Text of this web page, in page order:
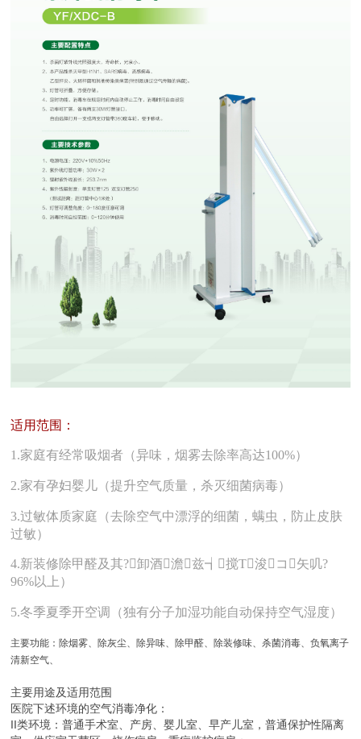
适用范围：
1.家庭有经常吸烟者（异味，烟雾去除率高达100%）
2.家有孕妇婴儿（提升空气质量，杀灭细菌病毒）
3.过敏体质家庭（去除空气中漂浮的细菌，螨虫，防止皮肤
过敏）
4.新装修除甲醛及其?卸酒澹兹┪搅Τ浚コ矢叽?
96%以上）
5.冬季夏季开空调（独有分子加湿功能自动保持空气湿度）
主要功能：除烟雾、除灰尘、除异味、除甲醛、除装修味、杀菌消毒、负氧离子
清新空气、
主要用途及适用范围
医院下述环境的空气消毒净化：
II类环境：普通手术室、产房、婴儿室、早产儿室，普通保护性隔离